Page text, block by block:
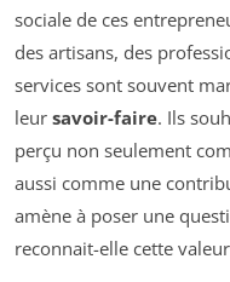
sociale de ces
des artisans, des
services sont souvent
leur savoir-faire. Ils
perçu non seulement
aussi comme une
amène à poser une
reconnait-elle cette